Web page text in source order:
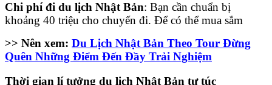
Chi phí đi du lịch Nhật Bản: Bạn cần chuẩn bị
khoảng 40 triệu cho chuyến đi. Để có thể mua sắm
>> Nên xem: Du Lịch Nhật Bản Theo Tour Đừng
Quên Những Điểm Đến Đầy Trải Nghiệm
Thời gian lí tưởng du lịch Nhật Bản tự túc